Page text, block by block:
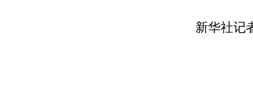
新华社记